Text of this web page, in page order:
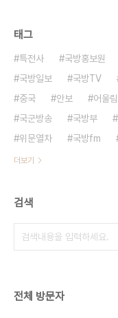
태그
특전사 국방홍보원
국방일보
국방TV
중국
안보 어울림
국군방송
국방부
위문열차
국방fm
더보기
검색
전체 방문자